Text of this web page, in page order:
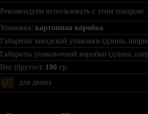
Рекомендуем использовать с этим товаром:
Упаковка: картонная коробка
Габариты заводской упаковки (длина,
Габариты упаковочной коробки (длина,
Вес (брутто): 100 гр.
для двоих